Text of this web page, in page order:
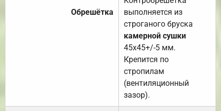
Обрешётка
выполняется из
строганого бруска
камерной сушки
45х45+/-5 мм.
Крепится по
стропилам
(вентиляционный
зазор).